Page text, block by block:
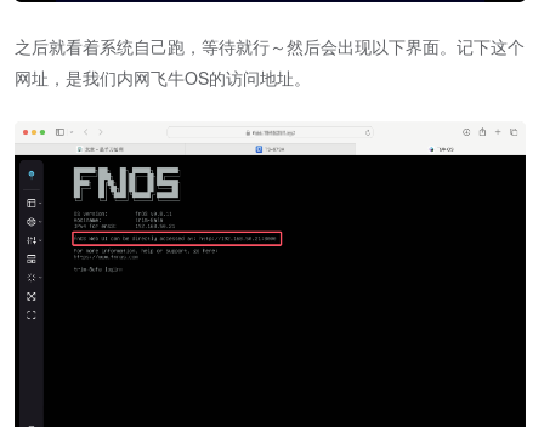
之后就看着系统自己跑，等待就行～然后会出现以下界面。记下这个
网址，是我们内网飞牛OS的访问地址。